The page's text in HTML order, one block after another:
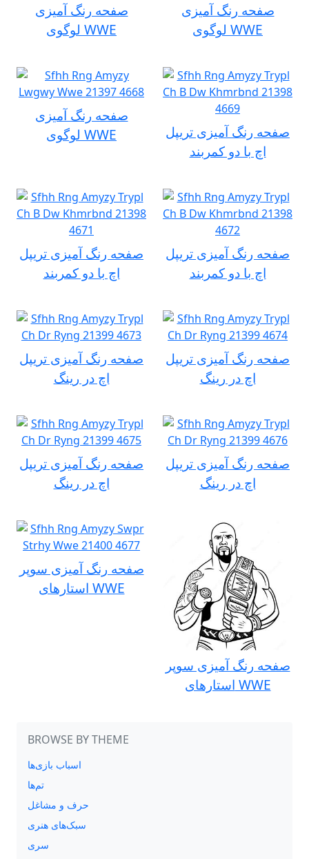
صفحه رنگ آمیزی
لوگوی WWE
صفحه رنگ آمیزی
لوگوی WWE
صفحه رنگ آمیزی
لوگوی WWE
صفحه رنگ آمیزی تریپل
اچ با دو کمربند
صفحه رنگ آمیزی تریپل
اچ با دو کمربند
صفحه رنگ آمیزی تریپل
اچ با دو کمربند
صفحه رنگ آمیزی تریپل
اچ در رینگ
صفحه رنگ آمیزی تریپل
اچ در رینگ
صفحه رنگ آمیزی تریپل
اچ در رینگ
صفحه رنگ آمیزی تریپل
اچ در رینگ
صفحه رنگ آمیزی سوپر
استارهای WWE
صفحه رنگ آمیزی سوپر
استارهای WWE
BROWSE BY THEME
اسباب بازی‌ها
تم‌ها
حرف و مشاغل
سبک‌های هنری
سری